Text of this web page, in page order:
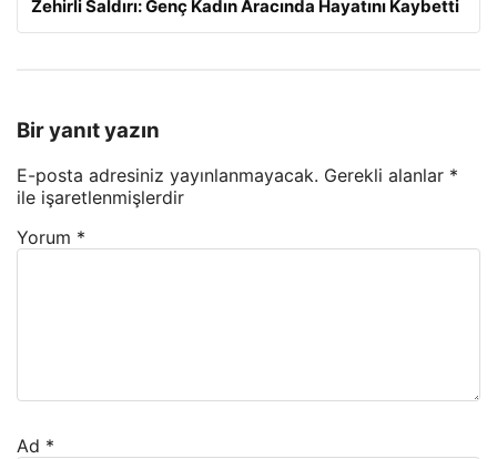
Zehirli Saldırı: Genç Kadın Aracında Hayatını Kaybetti
Bir yanıt yazın
E-posta adresiniz yayınlanmayacak. Gerekli alanlar *
ile işaretlenmişlerdir
Yorum *
Ad *